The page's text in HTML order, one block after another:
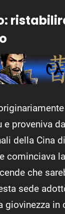
e proveniva
della Cina
cominciava
che
sede
giovinezza in